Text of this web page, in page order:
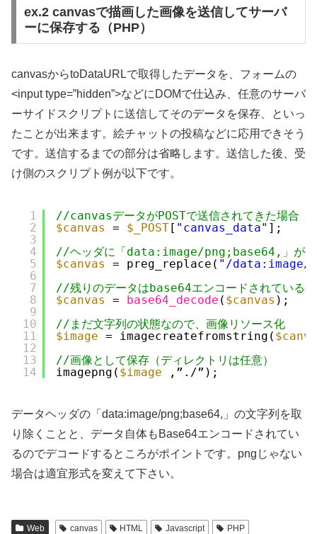
ex.2 canvasで描画した画像を送信してサーバ
ーに保存する（PHP）
canvasからtoDataURLで取得したデータを、フォームの
<input type=”hidden”>などにDOMで仕込み、任意のサーバ
ーサイドスクリプトに送信してそのデータを保存、といっ
たことが出来ます。絵チャットの投稿などに応用できそう
です。送信するまでの部分は省略します。送信した後、受
け側のスクリプト例が以下です。
1
2
3
4
5
6
7
8
9
10
11
12
13
14
//canvasデータがPOSTで送信されてきた場合
$canvas
= $_POST[ "canvas_data" ];
//ヘッダに「data:image/png;base64,」が付
$canvas
= preg_replace( "/data:image/
//残りのデータはbase64エンコードされている
$canvas
= base64_decode ( $canvas );
//まだ文字列の状態なので、画像リソース化
$image = imagecreatefromstring(
//画像として保存（ディレクトリは任意）
imagepng( $image ,”./”);
データヘッダの「data:image/png;base64,」の文字列を取
り除くことと、データ自体もBase64エンコードされてい
るのでデコードするところがポイントです。pngじゃない
場合は適宜形式を変えて下さい。
Web canvas HTML Javascript PHP